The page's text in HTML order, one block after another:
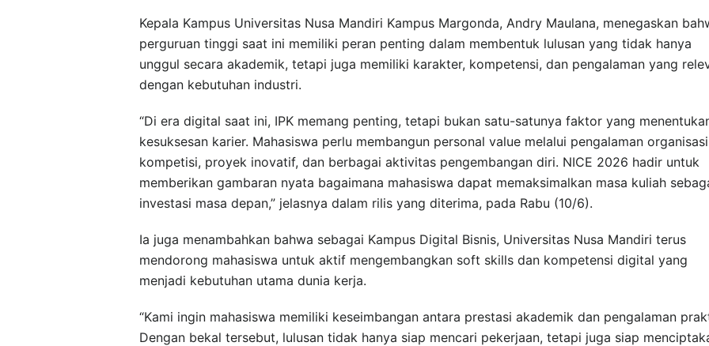
Kepala Kampus Universitas Nusa Mandiri Kampus Margonda, Andry Maulana, menegaskan
perguruan tinggi saat ini memiliki peran penting dalam membentuk lulusan yang tidak hanya
unggul secara akademik, tetapi juga memiliki karakter, kompetensi, dan pengalaman yang
dengan kebutuhan industri.
“Di era digital saat ini, IPK memang penting, tetapi bukan satu-satunya faktor yang
kesuksesan karier. Mahasiswa perlu membangun personal value melalui pengalaman
kompetisi, proyek inovatif, dan berbagai aktivitas pengembangan diri. NICE 2026 hadir untuk
memberikan gambaran nyata bagaimana mahasiswa dapat memaksimalkan masa kuliah
investasi masa depan,” jelasnya dalam rilis yang diterima, pada Rabu (10/6).
Ia juga menambahkan bahwa sebagai Kampus Digital Bisnis, Universitas Nusa Mandiri terus
mendorong mahasiswa untuk aktif mengembangkan soft skills dan kompetensi digital yang
menjadi kebutuhan utama dunia kerja.
“Kami ingin mahasiswa memiliki keseimbangan antara prestasi akademik dan pengalaman
Dengan bekal tersebut, lulusan tidak hanya siap mencari pekerjaan, tetapi juga siap